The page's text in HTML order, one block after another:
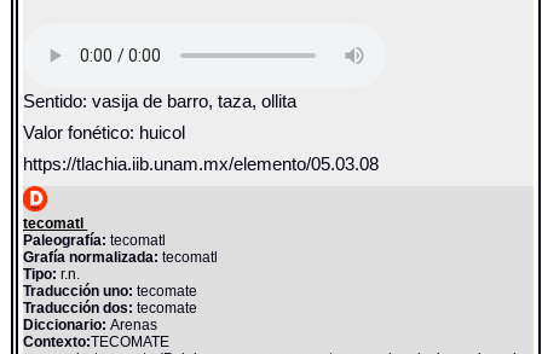
Sentido: vasija de barro, taza, ollita
Valor fonético: huicol
https://tlachia.iib.unam.mx/elemento/05.03.08
tecomatl
Paleografía: tecomatl
Grafía normalizada: tecomatl
Tipo: r.n.
Traducción uno: tecomate
Traducción dos: tecomate
Diccionario:Arenas
Contexto:TECOMATE